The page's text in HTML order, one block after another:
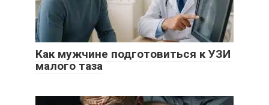
Как мужчине подготовиться к УЗИ
малого таза